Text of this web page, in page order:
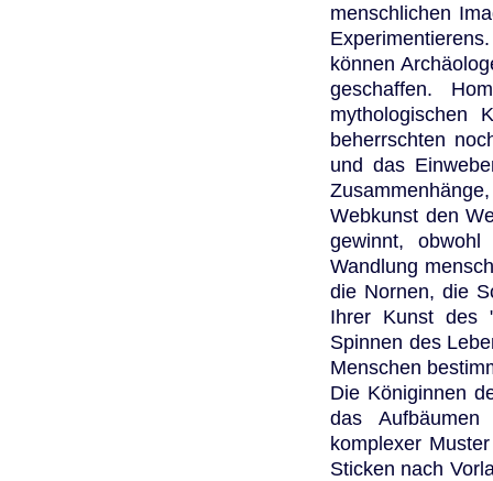
menschlichen
können
geschaffen.
mythologischen
beherrschten
und das
Webkunst den
gewinnt,
Wandlung
die Nornen, die
Ihrer Kunst des
Spinnen des
Menschen
Die Königinnen
das
komplexer
Sticken nach